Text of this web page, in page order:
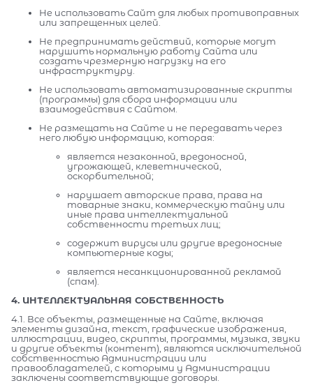
Не использовать Сайт для любых противоправных
или запрещенных целей.
Не предпринимать действий, которые могут
нарушить нормальную работу Сайта или
создать чрезмерную нагрузку на его
инфраструктуру.
Не использовать автоматизированные скрипты
(программы) для сбора информации или
взаимодействия с Сайтом.
Не размещать на Сайте и не передавать через
него любую информацию, которая:
является незаконной, вредоносной,
угрожающей, клеветнической,
оскорбительной;
нарушает авторские права, права на
товарные знаки, коммерческую тайну или
иные права интеллектуальной
собственности третьих лиц;
содержит вирусы или другие вредоносные
компьютерные коды;
является несанкционированной рекламой
(спам).
4. ИНТЕЛЛЕКТУАЛЬНАЯ СОБСТВЕННОСТЬ
4.1. Все объекты, размещенные на Сайте, включая
элементы дизайна, текст, графические изображения,
иллюстрации, видео, скрипты, программы, музыка, звуки
и другие объекты (контент), являются исключительной
собственностью Администрации или
правообладателей, с которыми у Администрации
заключены соответствующие договоры.